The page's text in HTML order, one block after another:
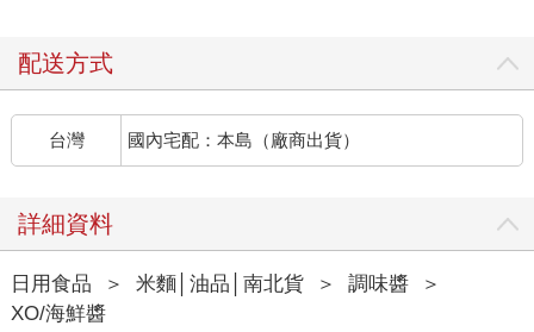
配送方式
台灣 國內宅配：本島（廠商出貨）
詳細資料
日用食品 ＞ 米麵│油品│南北貨 ＞ 調味醬
＞
XO/海鮮醬